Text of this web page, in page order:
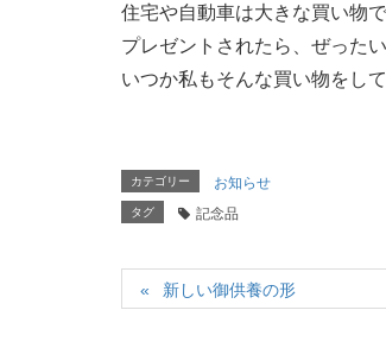
住宅や自動車は大きな買い物
プレゼントされたら、ぜった
いつか私もそんな買い物をし
カテゴリー お知らせ
タグ 記念品
新しい御供養の形